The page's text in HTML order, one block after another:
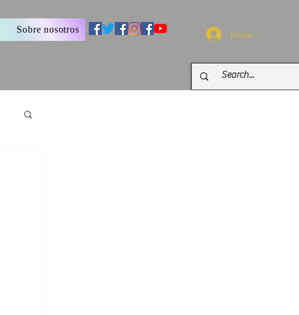
Sobre nosotros Iniciar sesión